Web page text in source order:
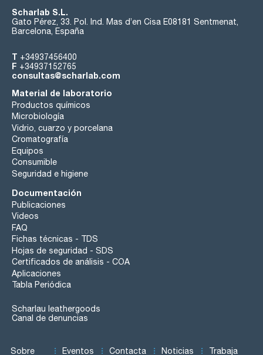
Scharlab S.L.
Gato Pérez, 33. Pol. Ind. Mas d’en Cisa E08181 Sentmenat,
Barcelona, España
T +34937456400
F +34937152765
consultas@scharlab.com
Material de laboratorio
Productos químicos
Microbiología
Vidrio, cuarzo y porcelana
Cromatografía
Equipos
Consumible
Seguridad e higiene
Documentación
Publicaciones
Videos
FAQ
Fichas técnicas - TDS
Hojas de seguridad - SDS
Certificados de análisis - COA
Aplicaciones
Tabla Periódica
Scharlau leathergoods
Canal de denuncias
Sobre Eventos Contacta Noticias Trabaja